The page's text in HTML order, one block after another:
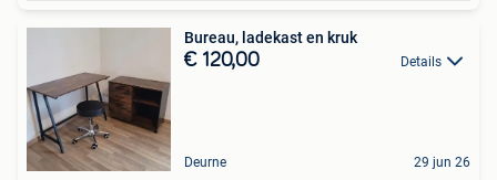
Bureau, ladekast en kruk
€ 120,00 Details
Deurne 29 jun 26